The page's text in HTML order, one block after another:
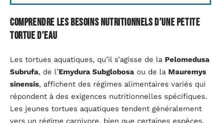
Comprendre les besoins nutritionnels d’une petite
tortue d’eau
Les tortues aquatiques, qu’il s’agisse de la Pelomedusa
Subrufa, de l’Emydura Subglobosa ou de la Mauremys
sinensis, affichent des régimes alimentaires variés qui
répondent à des exigences nutritionnelles spécifiques.
Les jeunes tortues aquatiques tendent généralement
vers un régime carnivore, bien que certaines espèces,